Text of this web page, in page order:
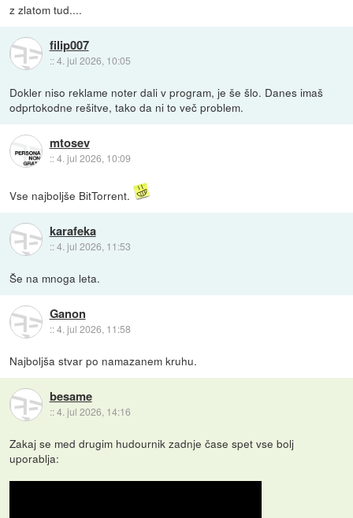
z zlatom tud....
filip007
::4. jul 2026, 10:05
Dokler niso reklame noter dali v program, je še šlo. Danes imaš
odprtokodne rešitve, tako da ni to več problem.
mtosev
::4. jul 2026, 10:09
Vse najboljše BitTorrent.
karafeka
::4. jul 2026, 11:53
Še na mnoga leta.
Ganon
::4. jul 2026, 11:58
Najboljša stvar po namazanem kruhu.
besame
::4. jul 2026, 14:16
Zakaj se med drugim hudournik zadnje čase spet vse bolj
uporablja: